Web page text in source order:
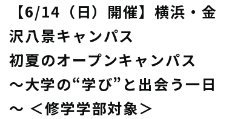
【6/14（日）開催】横浜・金
沢八景キャンパス
初夏のオープンキャンパス
～大学の“学び”と出会う一日
～ ＜修学学部対象＞